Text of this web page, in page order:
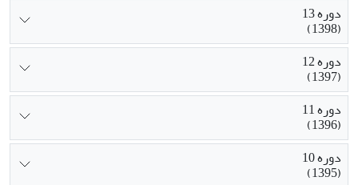
دوره 13
(1398)
دوره 12
(1397)
دوره 11
(1396)
دوره 10
(1395)